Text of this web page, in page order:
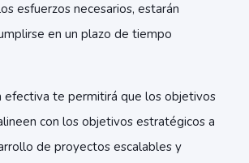
esfuerzos necesarios, estarán
en un plazo de tiempo
efectiva te permitirá que los objetivos
con los objetivos estratégicos a
de proyectos escalables y